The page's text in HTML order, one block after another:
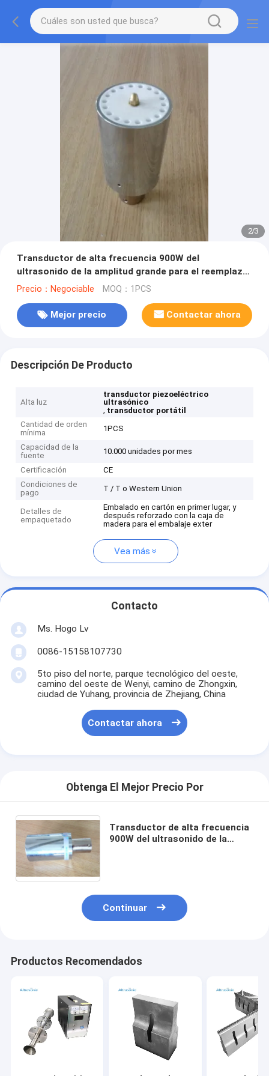
2/3
Transductor de alta frecuencia 900W del
ultrasonido de la amplitud grande para el reemplazo
eléctrico Branson 402 de la industria
Precio：Negociable MOQ：1PCS
Mejor precio Contactar ahora
Descripción De Producto
Alta luz
transductor piezoeléctrico
ultrasónico
, transductor portátil
Cantidad de orden
mínima
1PCS
Capacidad de la
fuente
10.000 unidades por mes
Certificación
CE
Condiciones de
pago
T / T o Western Union
Detalles de
empaquetado
Embalado en cartón en primer lugar, y
después reforzado con la caja de
madera para el embalaje exter
Vea más
Contacto
Ms. Hogo Lv
0086-15158107730
5to piso del norte, parque tecnológico del oeste,
camino del oeste de Wenyi, camino de Zhongxin,
ciudad de Yuhang, provincia de Zhejiang, China
Contactar ahora
Obtenga El Mejor Precio Por
Transductor de alta frecuencia
900W del ultrasonido de la
Continuar
Productos Recomendados